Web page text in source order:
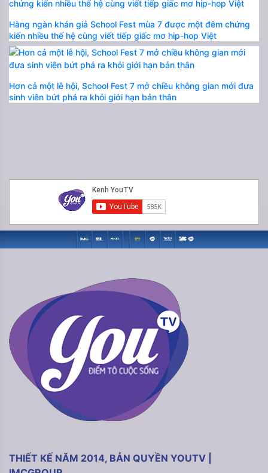
Hàng ngàn khán giả School Fest mùa 7 được một đêm chứng
kiến nhiều thế hệ cùng viết tiếp giấc mơ hip-hop Việt
Hơn cả một lễ hội, School Fest 7 mở chiều không gian mới đưa
sinh viên bứt phá ra khỏi giới hạn bản thân
THIẾT KẾ NĂM 2014, BẢN QUYỀN YOUTV |